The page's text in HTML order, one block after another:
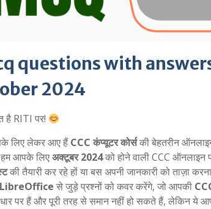
questions with
2024
है RITI पर!
लिए लेकर आए हैंCCC कंप्यूटर कोर्सकी बेहतरीन
आपके लिएअक्टूबर 2024को होने वाली CCC ऑनलाइन
की तैयारी कर रहे हों या बस अपनी जानकारी को ताज़ा
LibreOffice से जुड़े प्रश्नों को कवर करेंगे, जो आपकी
पर हैं और पूरी तरह से समान नहीं हो सकते हैं, लेकिन ये